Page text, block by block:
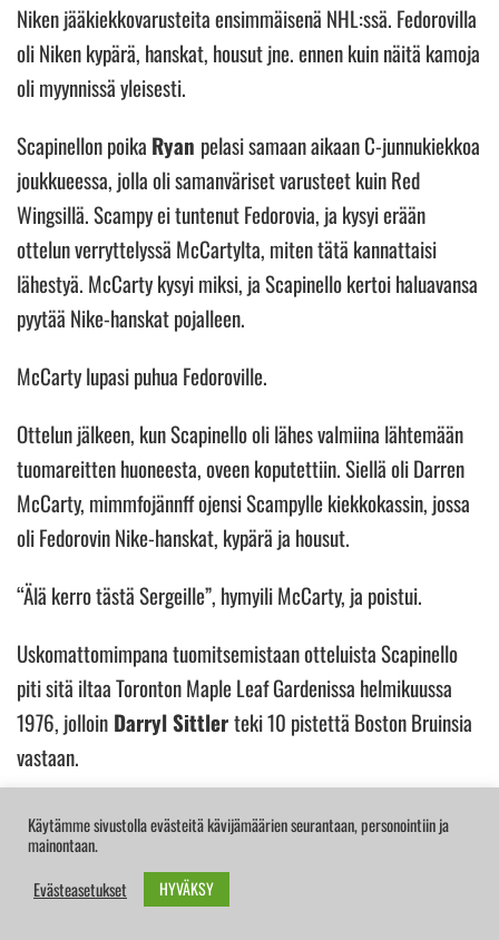
Niken jääkiekkovarusteita ensimmäisenä NHL:ssä. Fedorovilla
oli Niken kypärä, hanskat, housut jne. ennen kuin näitä kamoja
oli myynnissä yleisesti.
Scapinellon poika Ryan pelasi samaan aikaan C-junnukiekkoa
joukkueessa, jolla oli samanväriset varusteet kuin Red
Wingsillä. Scampy ei tuntenut Fedorovia, ja kysyi erään
ottelun verryttelyssä McCartylta, miten tätä kannattaisi
lähestyä. McCarty kysyi miksi, ja Scapinello kertoi haluavansa
pyytää Nike-hanskat pojalleen.
McCarty lupasi puhua Fedoroville.
Ottelun jälkeen, kun Scapinello oli lähes valmiina lähtemään
tuomareitten huoneesta, oveen koputettiin. Siellä oli Darren
McCarty, mimmfojännff ojensi Scampylle kiekkokassin, jossa
oli Fedorovin Nike-hanskat, kypärä ja housut.
“Älä kerro tästä Sergeille”, hymyili McCarty, ja poistui.
Uskomattomimpana tuomitsemistaan otteluista Scapinello
piti sitä iltaa Toronton Maple Leaf Gardenissa helmikuussa
1976, jolloin Darryl Sittlerteki 10 pistettä Boston Bruinsia
vastaan.
Linesman Ray Scapinello with the helmet-
less puck drop to remind you there's 53
Käytämme sivustolla evästeitä kävijämäärien seurantaan, personointiin ja
mainontaan.
Evästeasetukset
HYVÄKSY